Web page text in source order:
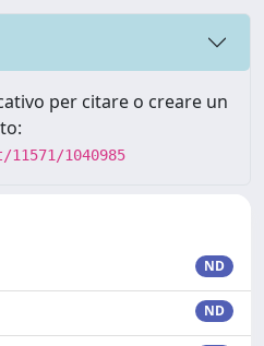
per citare o creare un
1040985
ND
ND